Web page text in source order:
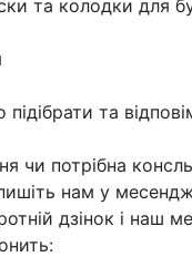
та колодки для
та
чи потрібна
нам у
дзінок і наш